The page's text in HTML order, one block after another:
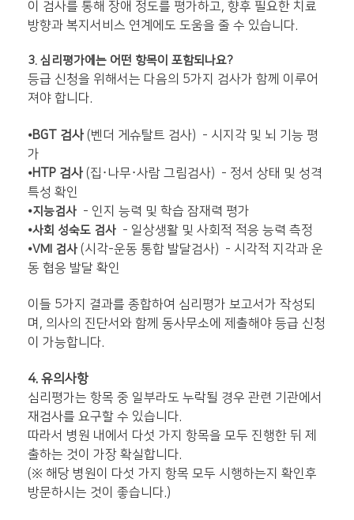
이 검사를 통해 장애 정도를 평가하고, 향후 필요한 치료
방향과 복지서비스 연계에도 도움을 줄 수 있습니다.
3. 심리평가에는 어떤 항목이 포함되나요?
등급 신청을 위해서는 다음의 5가지 검사가 함께 이루어
져야 합니다.
⦁BGT 검사 (벤더 게슈탈트 검사) - 시지각 및 뇌 기능 평
가
⦁HTP 검사 (집·나무·사람 그림검사) - 정서 상태 및 성격
특성 확인
⦁지능검사 - 인지 능력 및 학습 잠재력 평가
⦁사회 성숙도 검사 - 일상생활 및 사회적 적응 능력 측정
⦁VMI 검사 (시각-운동 통합 발달검사) - 시각적 지각과 운
동 협응 발달 확인
이들 5가지 결과를 종합하여 심리평가 보고서가 작성되
며, 의사의 진단서와 함께 동사무소에 제출해야 등급 신청
이 가능합니다.
4. 유의사항
심리평가는 항목 중 일부라도 누락될 경우 관련 기관에서
재검사를 요구할 수 있습니다.
따라서 병원 내에서 다섯 가지 항목을 모두 진행한 뒤 제
출하는 것이 가장 확실합니다.
(※ 해당 병원이 다섯 가지 항목 모두 시행하는지 확인후
방문하시는 것이 좋습니다.)